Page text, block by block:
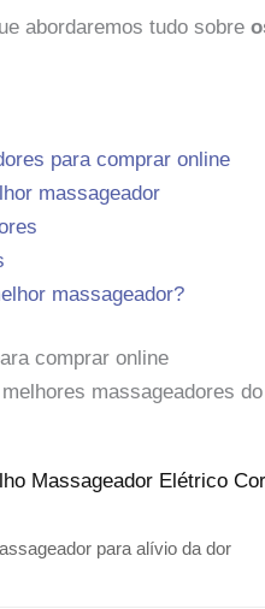
abordaremos tudo sobre
para comprar online
massageador
massageador?
comprar online
massageadores
Massageador Elétrico
para alívio da dor